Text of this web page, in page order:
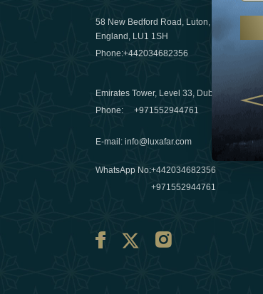
58 New Bedford Road, Luton,
England, LU1 1SH
Phone:+442034682356
Emirates Tower, Level 33, Dubai, UAE
Phone:+971552944761
E-mail :info@luxafar.com
WhatsApp No:+442034682356
+971552944761